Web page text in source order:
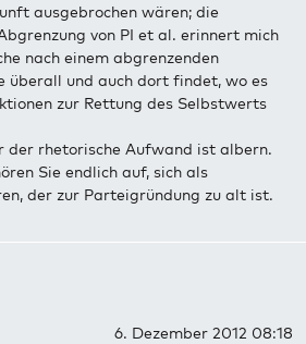
ausgebrochen wären; die
von PI et al. erinnert mich
nach einem abgrenzenden
überall und auch dort findet, wo es
zur Rettung des Selbstwerts
der rhetorische Aufwand ist albern.
Sie endlich auf, sich als
der zur Parteigründung zu alt ist.
6. Dezember 2012 08:18